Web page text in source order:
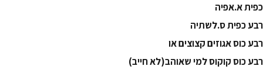
כפית א.אפיה
רבע כפית ס.לשתיה
רבע כוס אגוזים קצוצים או
רבע כוס קוקוס למי שאוהב(לא חייב)